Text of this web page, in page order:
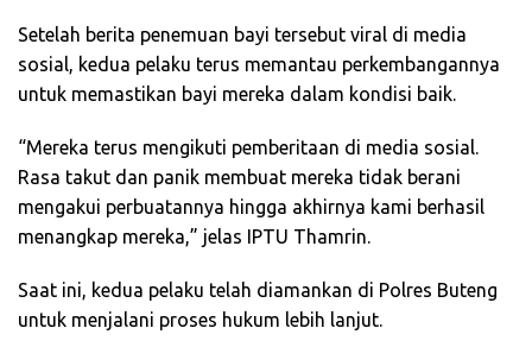
Setelah berita penemuan bayi tersebut viral di media
sosial, kedua pelaku terus memantau perkembangannya
untuk memastikan bayi mereka dalam kondisi baik.
“Mereka terus mengikuti pemberitaan di media sosial.
Rasa takut dan panik membuat mereka tidak berani
mengakui perbuatannya hingga akhirnya kami berhasil
menangkap mereka,” jelas IPTU Thamrin.
Saat ini, kedua pelaku telah diamankan di Polres Buteng
untuk menjalani proses hukum lebih lanjut.